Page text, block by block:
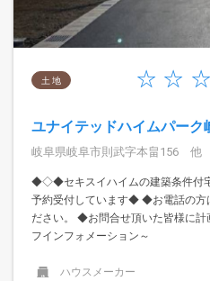
土 地
ユナイテッドハイムパーク
岐阜県岐阜市則武字本畠156 他
◆◇◆セキスイハイムの建築条件
予約受付しています◆ ◆お電話の方
ださい。 ◆お問合せ頂いた皆様に計
フインフォメーション～
ハウスメーカー